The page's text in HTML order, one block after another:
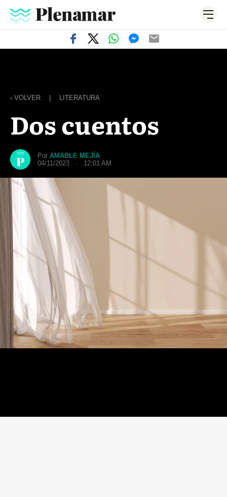
‹ VOLVER LITERATURA
Dos cuentos
Por AMABLE MEJÍA
04/11/2023 · 12:01 AM